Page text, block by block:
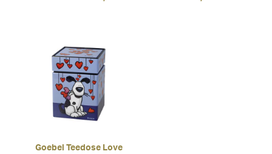
Goebel Teedose Love